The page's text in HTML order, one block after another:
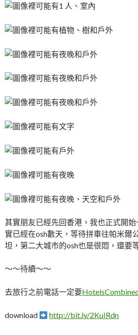
其實朋友已經先回香港，我也正式開
實已經在osh數天，等待拼車往帕米爾
坦，第二大城市的osh也是很悶，還要
～～待續～～
去旅行之前電話一定要
download http://bit.ly/2KuIRdn